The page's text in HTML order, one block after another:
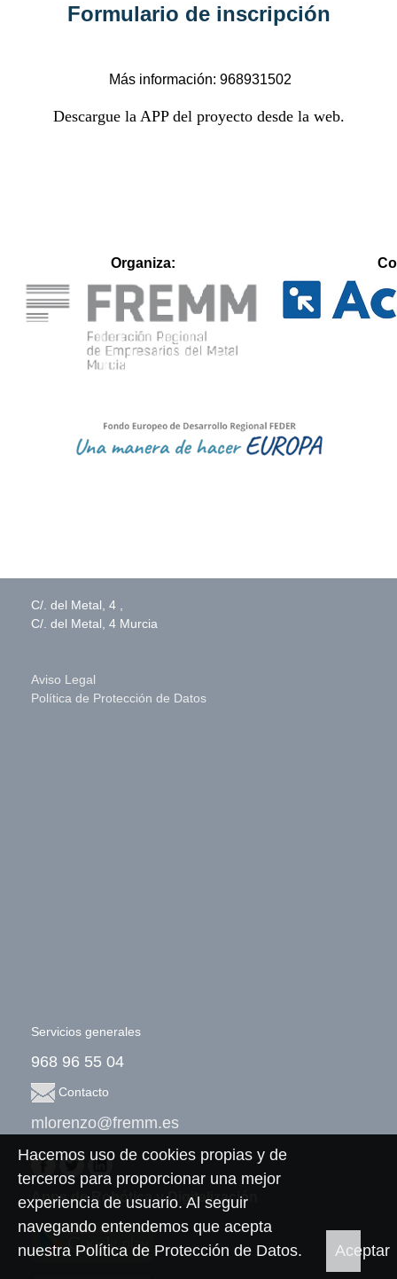
Formulario de inscripción
Más información: 968931502
Descargue la APP del proyecto desde la web.
Organiza:
C/. del Metal, 4 ,
C/. del Metal, 4 Murcia
Aviso Legal
Política de Protección de Datos
Servicios generales
968 96 55 04
Contacto
mlorenzo@fremm.es
Apps de Robótica y Digitalización
Hacemos uso de cookies propias y de
terceros para proporcionar una mejor
experiencia de usuario. Al seguir
navegando entendemos que acepta
nuestra Política de Protección de Datos. Aceptar